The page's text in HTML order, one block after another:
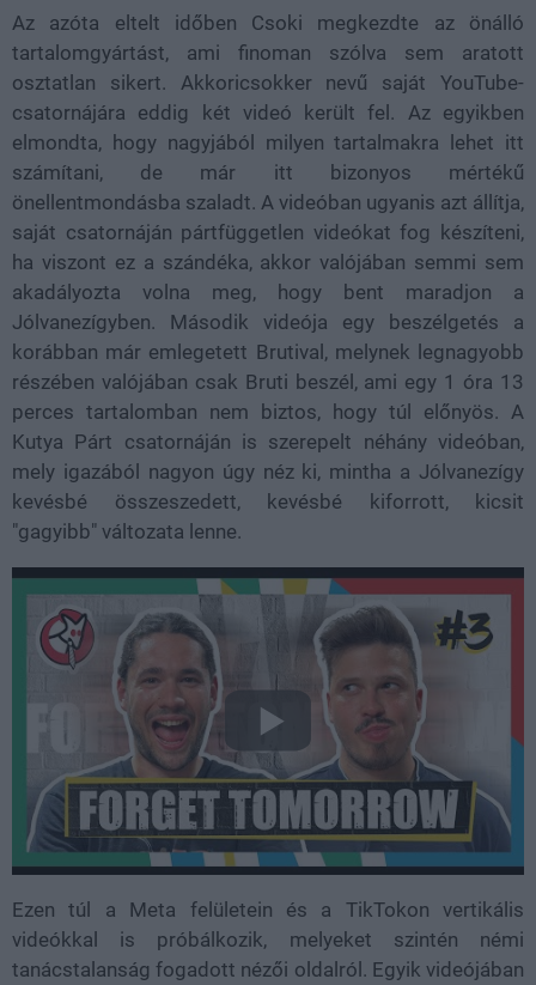
Az azóta eltelt időben Csoki megkezdte az önálló
tartalomgyártást, ami finoman szólva sem aratott
osztatlan sikert. Akkoricsokker nevű saját YouTube-
csatornájára eddig két videó került fel. Az egyikben
elmondta, hogy nagyjából milyen tartalmakra lehet itt
számítani, de már itt bizonyos mértékű
önellentmondásba szaladt. A videóban ugyanis azt állítja,
saját csatornáján pártfüggetlen videókat fog készíteni,
ha viszont ez a szándéka, akkor valójában semmi sem
akadályozta volna meg, hogy bent maradjon a
Jólvanezígyben. Második videója egy beszélgetés a
korábban már emlegetett Brutival, melynek legnagyobb
részében valójában csak Bruti beszél, ami egy 1 óra 13
perces tartalomban nem biztos, hogy túl előnyös. A
Kutya Párt csatornáján is szerepelt néhány videóban,
mely igazából nagyon úgy néz ki, mintha a Jólvanezígy
kevésbé összeszedett, kevésbé kiforrott, kicsit
"gagyibb" változata lenne.
Ezen túl a Meta felületein és a TikTokon vertikális
videókkal is próbálkozik, melyeket szintén némi
tanácstalanság fogadott nézői oldalról. Egyik videójában